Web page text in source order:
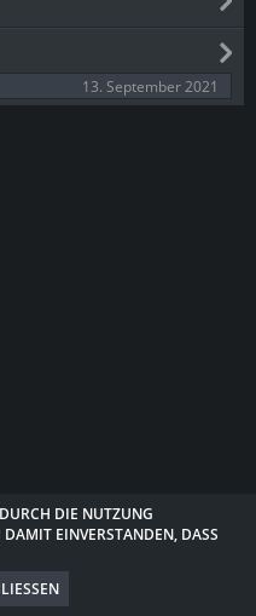
13. September 2021
KONTAKT IMPRESSUM
DIE NUTZUNG
DAMIT EINVERSTANDEN, DASS